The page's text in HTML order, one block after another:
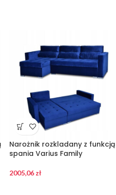
Narożnik rozkladany z funkcją
spania Varius Family
2005,06 zł